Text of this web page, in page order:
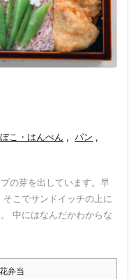
こ・はんぺん , パン ,
の芽を出しています。早
こでサンドイッチの上に
中にはなんだかわからな
弁当